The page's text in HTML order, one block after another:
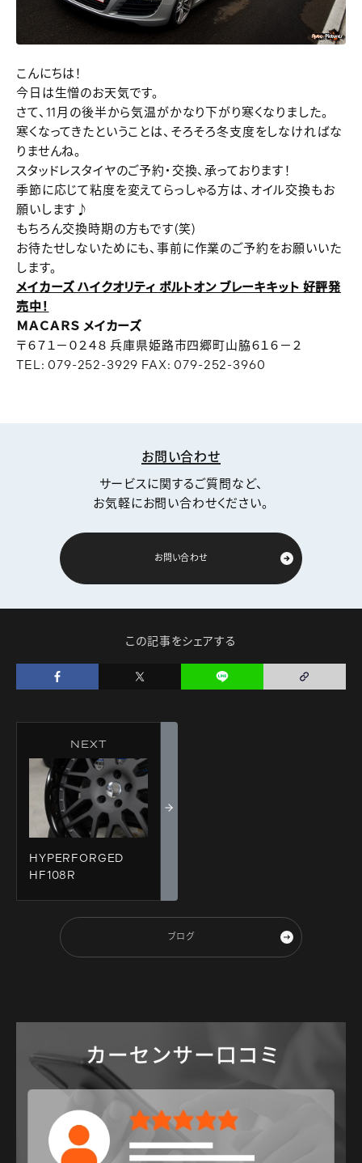
こんにちは！
今日は生憎のお天気です。
さて、11月の後半から気温がかなり下がり寒くなりました。
寒くなってきたということは、そろそろ冬支度をしなければな
りませんね。
スタッドレスタイヤのご予約・交換、承っております！
季節に応じて粘度を変えてらっしゃる方は、オイル交換もお
願いします♪
もちろん交換時期の方もです(笑)
お待たせしないためにも、事前に作業のご予約をお願いいた
します。
メイカーズ ハイクオリティ ボルトオン ブレーキキット 好評発
売中！
ＭＡＣＡＲＳ メイカーズ
〒６７１－０２４８ 兵庫県姫路市四郷町山脇６１６－２
TEL: 079-252-3929 FAX: 079-252-3960
お問い合わせ
サービスに関するご質問など、
お気軽にお問い合わせください。
お問い合わせ
この記事をシェアする
NEXT
HYPERFORGED
HF108R
ブログ